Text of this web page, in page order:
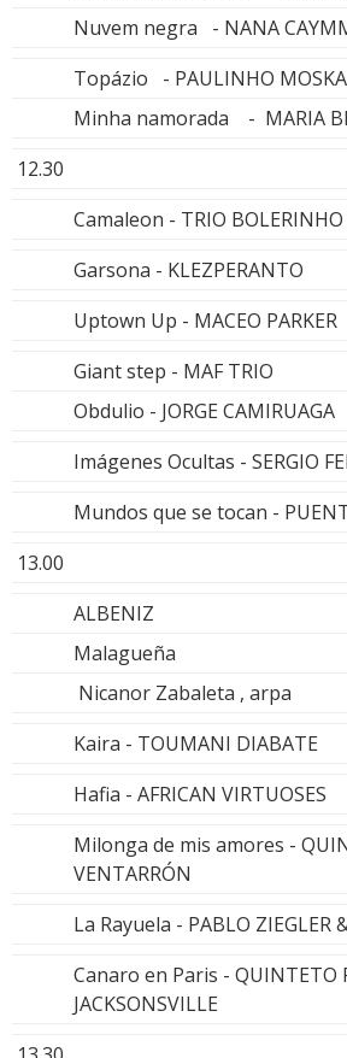
Nuvem negra - NANA
Topázio - PAULINHO MOSKA
Minha namorada - MARIA
12.30
Camaleon - TRIO BOLERINHO
Garsona - KLEZPERANTO
Uptown Up - MACEO PARKER
Giant step - MAF TRIO
Obdulio - JORGE CAMIRUAGA
Imágenes Ocultas - SERGIO
Mundos que se tocan -
13.00
ALBENIZ
Malagueña
Nicanor Zabaleta , arpa
Kaira - TOUMANI DIABATE
Hafia - AFRICAN VIRTUOSES
Milonga de mis amores -
VENTARRÓN
La Rayuela - PABLO ZIEGLER
Canaro en Paris - QUINTETO
JACKSONSVILLE